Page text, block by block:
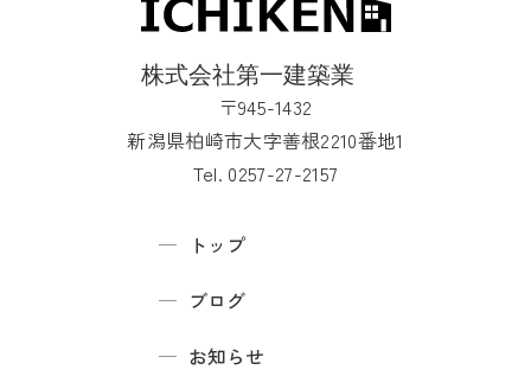
〒945-1432
新潟県柏崎市大字善根2210番地1
Tel. 0257-27-2157
トップ
ブログ
お知らせ